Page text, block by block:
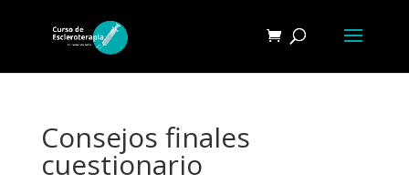
Consejos finales
cuestionario